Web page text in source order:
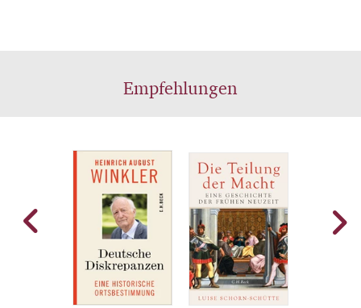
Empfehlungen